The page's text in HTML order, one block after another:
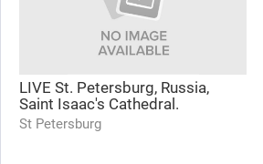
LIVE St. Petersburg, Russia,
Saint Isaac's Cathedral.
Исаакиевский собор Санкт-
Петербург онлайн
St Petersburg